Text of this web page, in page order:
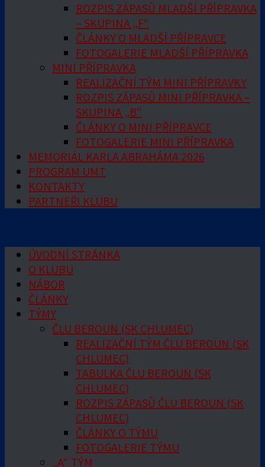
ROZPIS ZÁPASŮ MLADŠÍ PŘÍPRAVKA
– SKUPINA „F“
ČLÁNKY O MLADŠÍ PŘÍPRAVCE
FOTOGALERIE MLADŠÍ PŘÍPRAVKA
MINI PŘÍPRAVKA
REALIZAČNÍ TÝM MINI PŘÍPRAVKY
ROZPIS ZÁPASŮ MINI PŘÍPRAVKA –
SKUPINA „B“
ČLÁNKY O MINI PŘÍPRAVCE
FOTOGALERIE MINI PŘÍPRAVKA
MEMORIÁL KARLA ABRAHÁMA 2026
PROGRAM UMT
KONTAKTY
PARTNEŘI KLUBU
ÚVODNÍ STRÁNKA
O KLUBU
NÁBOR
ČLÁNKY
TÝMY
ČLU BEROUN (SK CHLUMEC)
REALIZAČNÍ TÝM ČLU BEROUN (SK
CHLUMEC)
TABULKA ČLU BEROUN (SK
CHLUMEC)
ROZPIS ZÁPASŮ ČLU BEROUN (SK
CHLUMEC)
ČLÁNKY O TÝMU
FOTOGALERIE TÝMU
„A“ TÝM